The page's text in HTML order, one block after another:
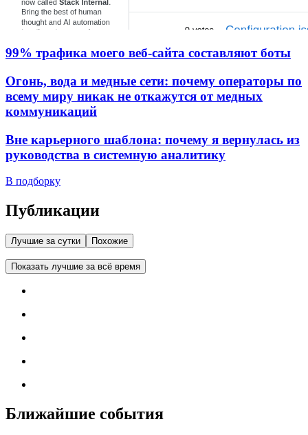
99% трафика моего веб‑сайта составляют боты
Огонь, вода и медные сети: почему операторы по
всему миру никак не откажутся от медных
коммуникаций
Вне карьерного шаблона: почему я вернулась из
руководства в системную аналитику
В подборку
Публикации
Лучшие за сутки Похожие
Показать лучшие за всё время
Ближайшие события